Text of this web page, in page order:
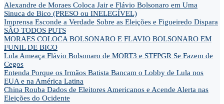
Alexandre de Moraes Coloca Jair e Flávio Bolsonaro em Uma
Sinuca de Bico (PRESO ou INELEGÍVEL)
Imprensa Esconde a Verdade Sobre as Eleições e Figueiredo Dispara
SÃO TODOS PUTS
MORAES COLOCA BOLSONARO E FLAVIO BOLSONARO EM
FUNIL DE BICO
Lula Ameaça Flávio Bolsonaro de MORT3 e STFPGR Se Fazem de
Cegos
Entenda Porque os Irmãos Batista Bancam o Lobby de Lula nos
EUA e na América Latina
China Rouba Dados de Eleitores Americanos e Acende Alerta nas
Eleições do Ocidente